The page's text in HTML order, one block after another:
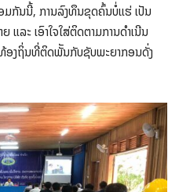
ມກັນນີ້, ການລົງທຶນຂຸດຄົ້ນບໍ່ແຮ່ ເປັນ
ລະ ເອົາໃຈໃສ່ຕິດຕາມການດໍາເນີນ
ທ້ອງຖິ່ນທີ່ຕິດພັັນກັບຊັບພະ​ຍາ​ກອນດັ່ງ